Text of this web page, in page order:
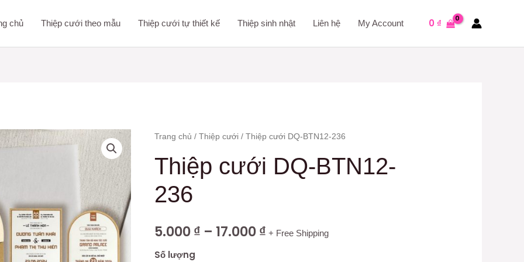
chủ Thiệp cưới theo mẫu Thiệp cưới tự thiết kế Thiệp sinh nhật Liên hệ My Account 0 ₫
Trang chủ / Thiệp cưới / Thiệp cưới DQ-BTN12-236
Thiệp cưới DQ-BTN12-
236
5.000₫ – 17.000₫ + Free Shipping
Số lượng
Thiệp
BTN12-
236
lượng